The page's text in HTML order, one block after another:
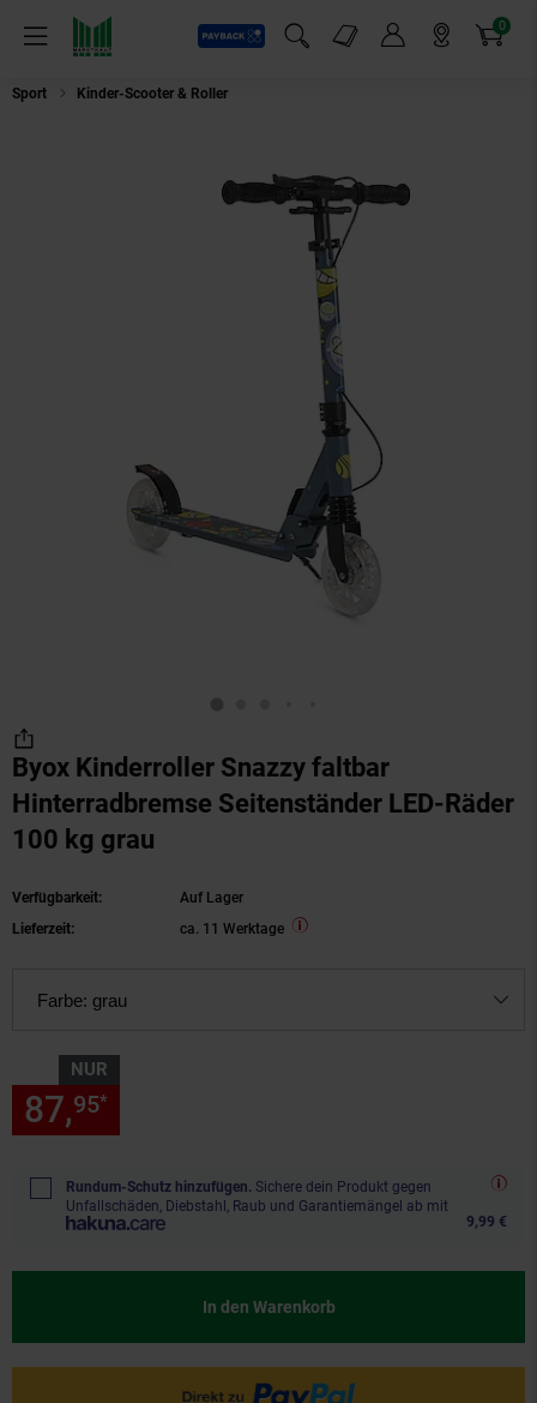
Menü
Payback
Suchfeld einblenden
Markt-Angebote 0
Artikel
Sport Kinder-Scooter & Roller
Byox Kinderroller Snazzy faltbar
Hinterradbremse Seitenständer LED-Räder
100 kg grau
Verfügbarkeit:
Auf Lager
Lieferzeit:
ca. 11 Werktage
Farbe: grau
NUR
87,95*
Rundum-Schutz hinzufügen. Sichere dein Produkt gegen
Unfallschäden, Diebstahl, Raub und Garantiemängel ab mit
9,99 €
In den Warenkorb